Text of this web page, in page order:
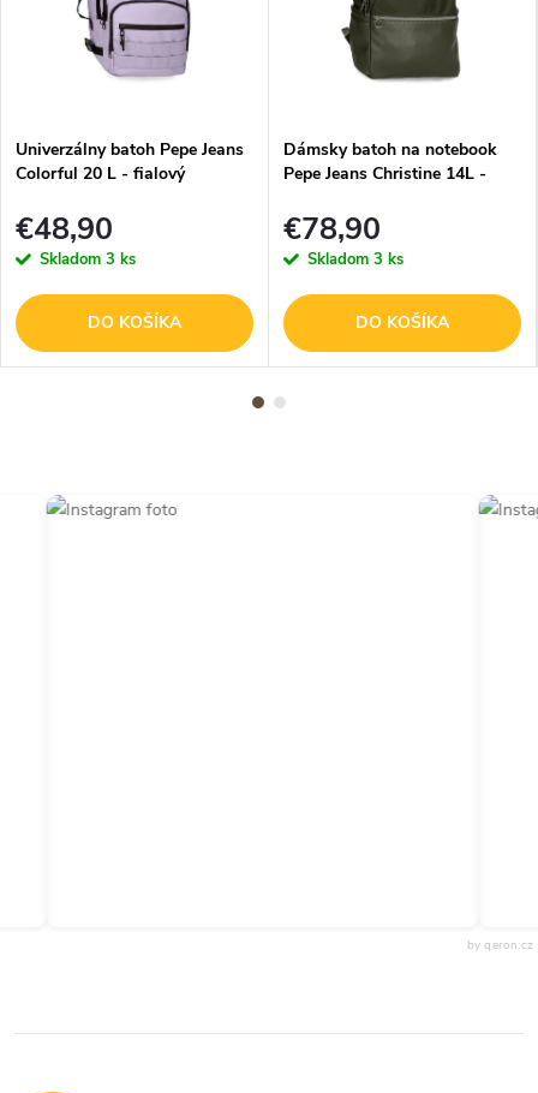
Univerzálny batoh Pepe Jeans
Colorful 20 L - fialový
€48,90
Skladom 3 ks
DO KOŠÍKA
Dámsky batoh na notebook
Pepe Jeans Christine 14L -
€78,90
Skladom 3 ks
DO KOŠÍKA
by qeron.cz